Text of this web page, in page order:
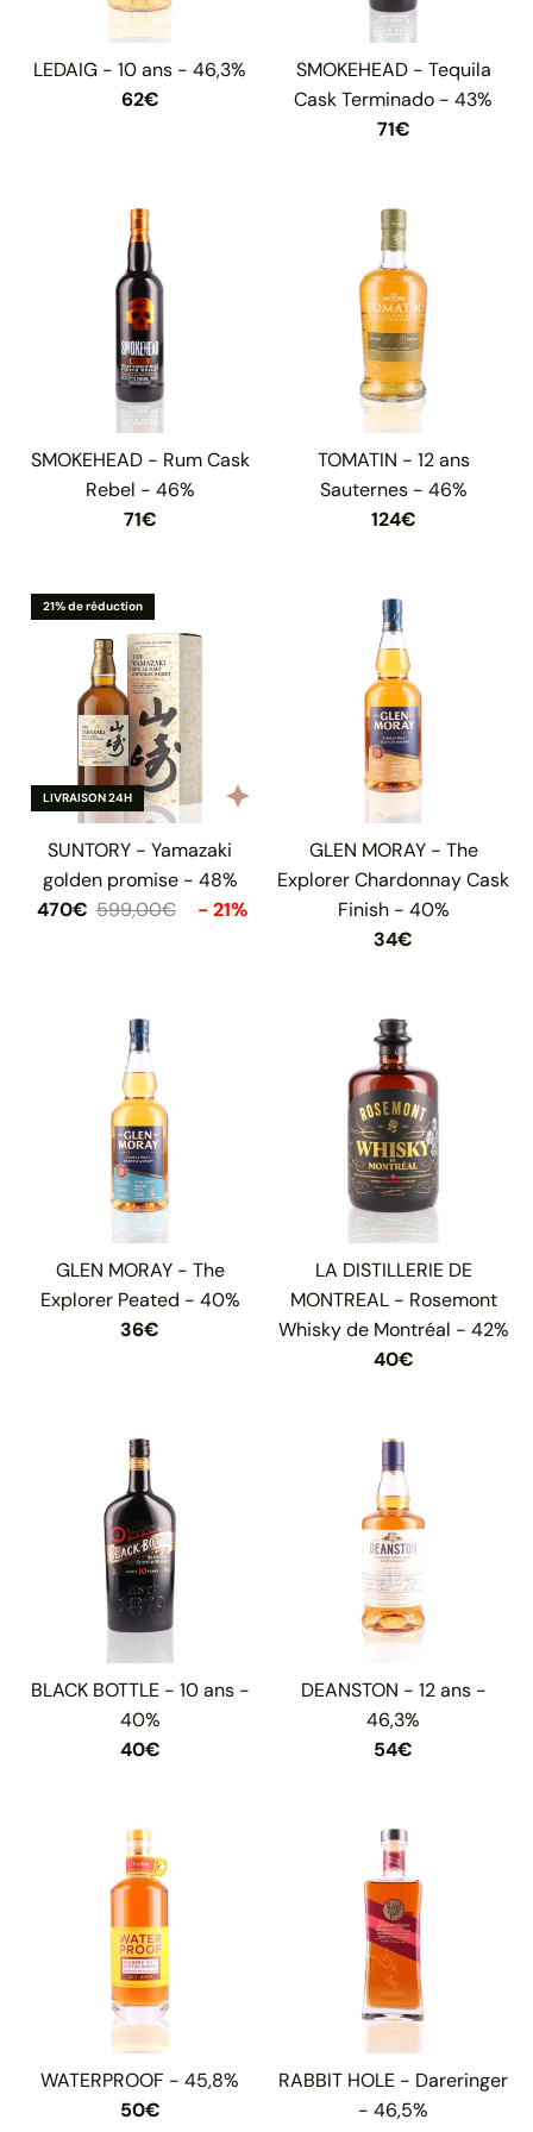
LEDAIG - 10 ans - 46,3%
62€
SMOKEHEAD - Tequila
Cask Terminado - 43%
71€
SMOKEHEAD - Rum Cask
Rebel - 46%
71€
TOMATIN - 12 ans
Sauternes - 46%
124€
LIVRAISON 24H
21% de réduction
SUNTORY - Yamazaki
golden promise - 48%
470€ 599,00€ - 21%
GLEN MORAY - The
Explorer Chardonnay Cask
Finish - 40%
34€
GLEN MORAY - The
Explorer Peated - 40%
36€
LA DISTILLERIE DE
MONTREAL - Rosemont
Whisky de Montréal - 42%
40€
BLACK BOTTLE - 10 ans -
40%
40€
DEANSTON - 12 ans -
46,3%
54€
WATERPROOF - 45,8%
50€
RABBIT HOLE - Dareringer
- 46,5%